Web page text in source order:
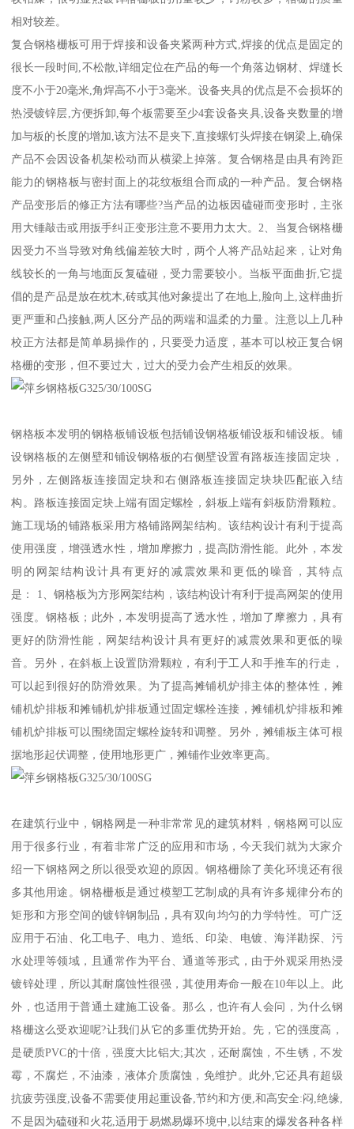
相对较差。
复合钢格栅板可用于焊接和设备夹紧两种方式,焊接的优点是固定的
很长一段时间,不松散,详细定位在产品的每一个角落边钢材、焊缝长
度不小于20毫米,角焊高不小于3毫米。设备夹具的优点是不会损坏的
热浸镀锌层,方便拆卸,每个板需要至少4套设备夹具,设备夹数量的增
加与板的长度的增加,该方法不是夹下,直接螺钉头焊接在钢梁上,确保
产品不会因设备机架松动而从横梁上掉落。复合钢格是由具有跨距
能力的钢格板与密封面上的花纹板组合而成的一种产品。复合钢格
产品变形后的修正方法有哪些?当产品的边板因磕碰而变形时，主张
用大锤敲击或用扳手纠正变形注意不要用力太大。2、当复合钢格栅
因受力不当导致对角线偏差较大时，两个人将产品站起来，让对角
线较长的一角与地面反复磕碰，受力需要较小。当板平面曲折,它提
倡的是产品是放在枕木,砖或其他对象提出了在地上,脸向上,这样曲折
更严重和凸接触,两人区分产品的两端和温柔的力量。注意以上几种
校正方法都是简单易操作的，只要受力适度，基本可以校正复合钢
格栅的变形，但不要过大，过大的受力会产生相反的效果。
钢格板本发明的钢格板铺设板包括铺设钢格板铺设板和铺设板。铺
设钢格板的左侧壁和铺设钢格板的右侧壁设置有路板连接固定块，
另外，左侧路板连接固定块和右侧路板连接固定块块匹配嵌入结
构。路板连接固定块上端有固定螺栓，斜板上端有斜板防滑颗粒。
施工现场的铺路板采用方格铺路网架结构。该结构设计有利于提高
使用强度，增强透水性，增加摩擦力，提高防滑性能。此外，本发
明的网架结构设计具有更好的减震效果和更低的噪音，其特点
是： 1、钢格板为方形网架结构，该结构设计有利于提高网架的使用
强度。钢格板；此外，本发明提高了透水性，增加了摩擦力，具有
更好的防滑性能，网架结构设计具有更好的减震效果和更低的噪
音。另外，在斜板上设置防滑颗粒，有利于工人和手推车的行走，
可以起到很好的防滑效果。为了提高摊铺机炉排主体的整体性，摊
铺机炉排板和摊铺机炉排板通过固定螺栓连接，摊铺机炉排板和摊
铺机炉排板可以围绕固定螺栓旋转和调整。另外，摊铺板主体可根
据地形起伏调整，使用地形更广，摊铺作业效率更高。
在建筑行业中，钢格网是一种非常常见的建筑材料，钢格网可以应
用于很多行业，有着非常广泛的应用和市场，今天我们就为大家介
绍一下钢格网之所以很受欢迎的原因。钢格栅除了美化环境还有很
多其他用途。钢格栅板是通过模塑工艺制成的具有许多规律分布的
矩形和方形空间的镀锌钢制品，具有双向均匀的力学特性。可广泛
应用于石油、化工电子、电力、造纸、印染、电镀、海洋勘探、污
水处理等领域，且通常作为平台、通道等形式，由于外观采用热浸
镀锌处理，所以其耐腐蚀性很强，其使用寿命一般在10年以上。此
外，也适用于普通土建施工设备。那么，也许有人会问，为什么钢
格栅这么受欢迎呢?让我们从它的多重优势开始。先，它的强度高，
是硬质PVC的十倍，强度大比铝大;其次，还耐腐蚀，不生锈，不发
霉，不腐烂，不油漆，液体介质腐蚀，免维护。此外,它还具有超级
抗疲劳强度,设备不需要使用起重设备,节约和方便,和高安全:闷,绝缘,
不是因为磕碰和火花,适用于易燃易爆环境中,以结束的爆发各种各样